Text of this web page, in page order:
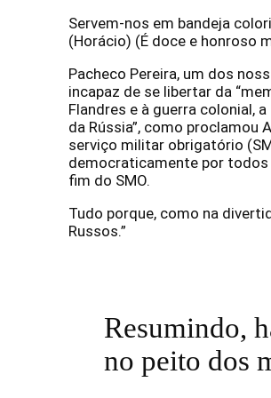
Servem-nos em bandeja
(Horácio) (É doce e honroso
Pacheco Pereira, um dos
incapaz de se libertar da
Flandres e à guerra colonial,
da Rússia”, como proclamou
serviço militar obrigatório
democraticamente por todos
fim do SMO.
Tudo porque, como na
Russos.”
Resumindo,
no peito dos